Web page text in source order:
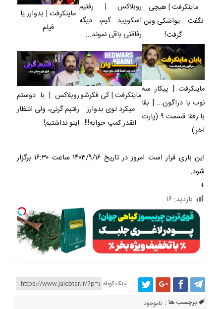
ماینکرفت | هیچی
نگفت... یواشکی وین
گرفت!
روبلاکس | رفتیم
اسکویید گیم، دیگه
رفاقتی باقی نموند...
ماینکرفت | بدوارز یا
فیلم
ماینکرفت | پیکار سه
نوب با دراگون... | بقا
با رفقا قسمت ۹ (پارت
آخر)
ماینکرفت | کی فکرشو
میکرد توی بدوارز
انقدر کمپ جوابه!!!
روبلاکس | با دوستم
رفتیم گرنی، ولی انتظار
اینو نداشتیم!
این بازی قرار است امروز در تاریخ ۱۴۰۳/۹/۱۶ ساعت ۱۶:۳۰ برگزار
شود.
+
بازدید: ۱۶
لینک کوتاه
برچسب ها : ناموجود